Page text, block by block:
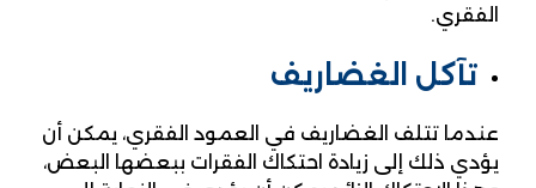
الفقري.
تآكل الغضاريف
عندما تتلف الغضاريف في العمود الفقري، يمكن أن
يؤدي ذلك إلى زيادة احتكاك الفقرات ببعضها البعض،